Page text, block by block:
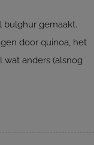
bulghur gemaakt.
door quinoa, het
wat anders (alsnog